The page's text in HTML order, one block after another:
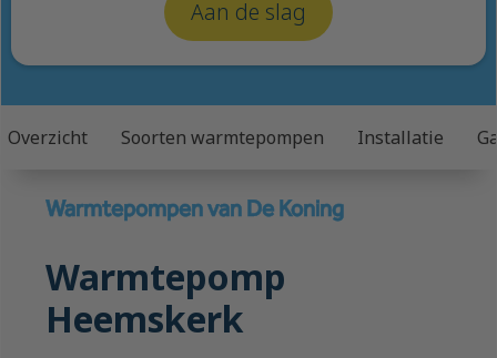
Overzicht Soorten warmtepompen Installatie
Warmtepompen van De Koning
Warmtepomp
Heemskerk